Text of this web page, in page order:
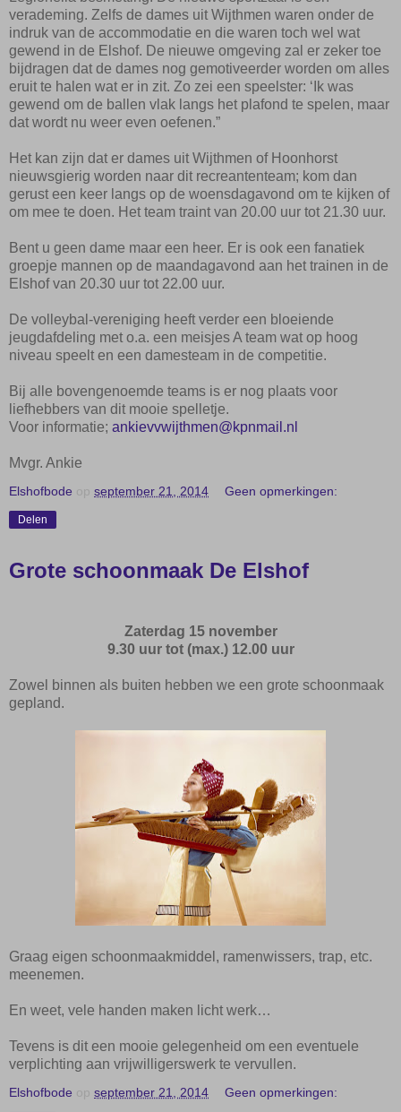
verademing. Zelfs de dames uit Wijthmen waren onder de
indruk van de accommodatie en die waren toch wel wat
gewend in de Elshof. De nieuwe omgeving zal er zeker toe
bijdragen dat de dames nog gemotiveerder worden om alles
eruit te halen wat er in zit. Zo zei een speelster: ‘Ik was
gewend om de ballen vlak langs het plafond te spelen, maar
dat wordt nu weer even oefenen.”
Het kan zijn dat er dames uit Wijthmen of Hoonhorst
nieuwsgierig worden naar dit recreantenteam; kom dan
gerust een keer langs op de woensdagavond om te kijken of
om mee te doen. Het team traint van 20.00 uur tot 21.30 uur.
Bent u geen dame maar een heer. Er is ook een fanatiek
groepje mannen op de maandagavond aan het trainen in de
Elshof van 20.30 uur tot 22.00 uur.
De volleybal-vereniging heeft verder een bloeiende
jeugdafdeling met o.a. een meisjes A team wat op hoog
niveau speelt en een damesteam in de competitie.
Bij alle bovengenoemde teams is er nog plaats voor
liefhebbers van dit mooie spelletje.
Voor informatie; ankievvwijthmen@kpnmail.nl
Mvgr. Ankie
Elshofbode op september 21, 2014 Geen opmerkingen:
Delen
Grote schoonmaak De Elshof
Zaterdag 15 november
9.30 uur tot (max.)12.00 uur
Zowel binnen als buiten hebben we een grote schoonmaak
gepland.
Graag eigen schoonmaakmiddel, ramenwissers, trap, etc.
meenemen.
En weet, vele handen maken licht werk…
Tevens is dit een mooie gelegenheid om een eventuele
verplichting aan vrijwilligerswerk te vervullen.
Elshofbode op september 21, 2014 Geen opmerkingen: